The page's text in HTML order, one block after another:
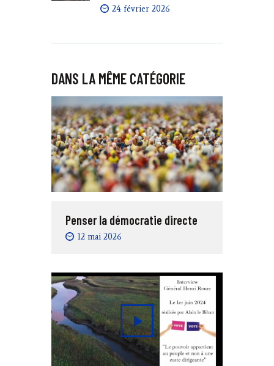
24 février 2026
DANS LA MÊME CATÉGORIE
Penser la démocratie directe
12 mai 2026